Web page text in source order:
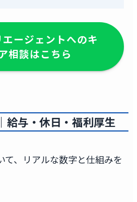
ージェントへのキ
相談はこちら
給与・休日・福利厚生
て、リアルな数字と仕組みを